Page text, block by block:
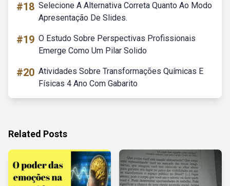
#18 Selecione A Alternativa Correta Quanto Ao Modo
Apresentação De Slides.
#19 O Estudo Sobre Perspectivas Profissionais
Emerge Como Um Pilar Solido
#20 Atividades Sobre Transformações Químicas E
Físicas 4 Ano Com Gabarito
Related Posts